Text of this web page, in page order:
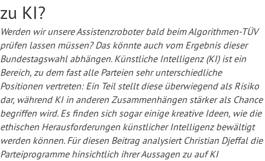
zu KI?
Werden wir unsere Assistenzroboter bald beim Algorithmen-TÜV
prüfen lassen müssen? Das könnte auch vom Ergebnis dieser
Bundestagswahl abhängen. Künstliche Intelligenz (KI) ist ein
Bereich, zu dem fast alle Parteien sehr unterschiedliche
Positionen vertreten: Ein Teil stellt diese überwiegend als Risiko
dar, während KI in anderen Zusammenhängen stärker als Chance
begriffen wird. Es finden sich sogar einige kreative Ideen, wie die
ethischen Herausforderungen künstlicher Intelligenz bewältigt
werden können. Für diesen Beitrag analysiert Christian Djeffal die
Parteiprogramme hinsichtlich ihrer Aussagen zu auf KI